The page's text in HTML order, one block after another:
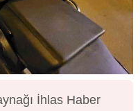
İhlas Haber